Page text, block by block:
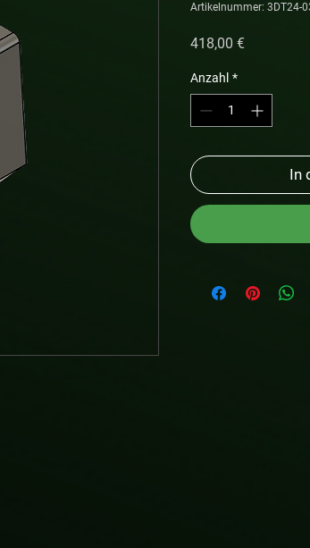
Artikelnummer: 3DT24-
418,00 €Preis
Anzahl *
In